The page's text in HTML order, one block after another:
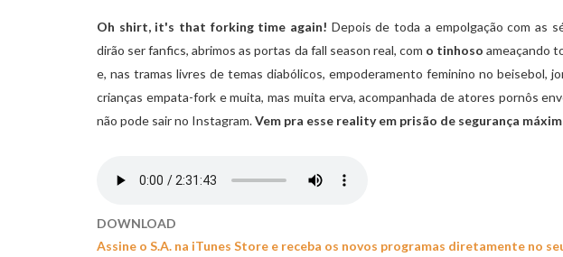
Oh shirt, it's that forking time again! Depois de toda a empolgação com as
dirão ser fanfics, abrimos as portas da fall season real, com o tinhosoameaçando
e, nas tramas livres de temas diabólicos, empoderamento feminino no beisebol,
crianças empata-fork e muita, mas muita erva, acompanhada de atores pornôs
não pode sair no Instagram.Vem pra esse reality em prisão de segurança
DOWNLOAD
Assine o S.A. na iTunes Store e receba os novos programas diretamente no